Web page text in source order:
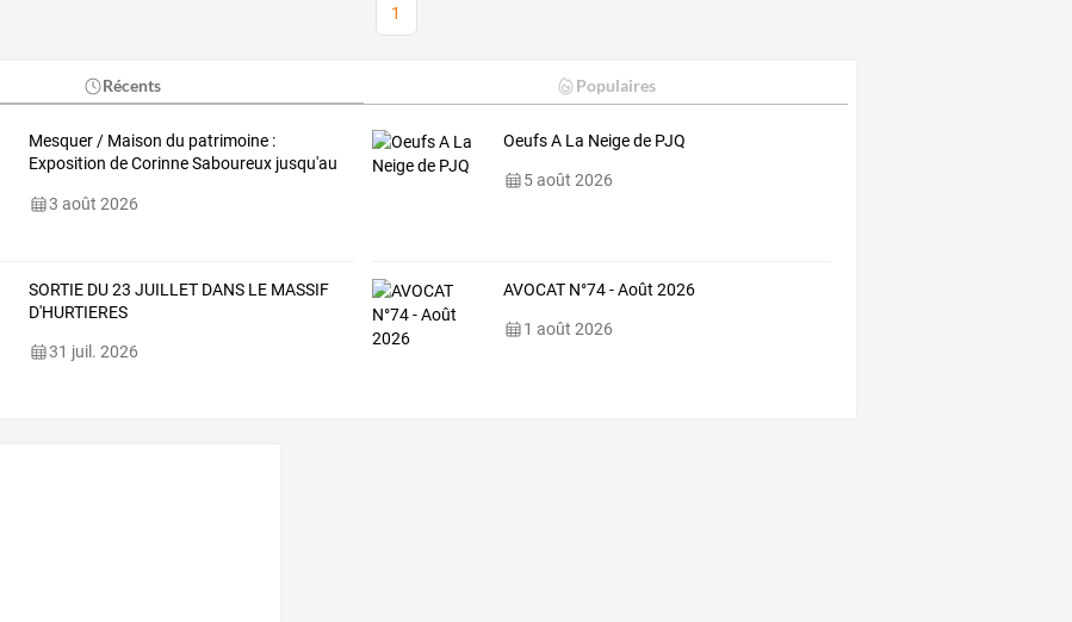
1
Récents Populaires
Mesquer/Maison du patrimoine:
Exposition deCorinneSaboureuxjusqu'au
3 août 2026
Oeufs A La Neige de PJQ
5 août 2026
SORTIE DU 23 JUILLET DANS LE MASSIF
D'HURTIERES
31 juil. 2026
AVOCAT N°74 - Août 2026
1 août 2026